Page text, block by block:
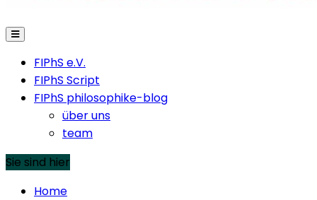
FIPhS e.V.
FIPhS Script
FIPhS philosophike-blog
über uns
team
Sie sind hier
Home